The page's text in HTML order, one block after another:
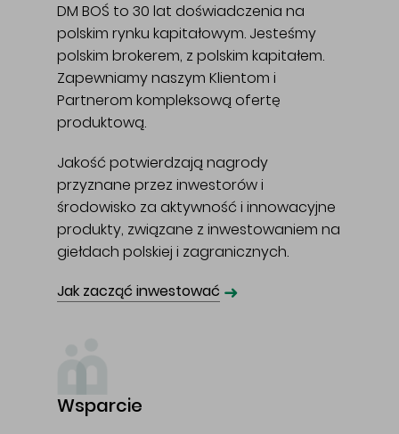
DM BOŚ to 30 lat doświadczenia na
polskim rynku kapitałowym. Jesteśmy
polskim brokerem, z polskim kapitałem.
Zapewniamy naszym Klientom i
Partnerom kompleksową ofertę
produktową.
Jakość potwierdzają nagrody
przyznane przez inwestorów i
środowisko za aktywność i innowacyjne
produkty, związane z inwestowaniem na
giełdach polskiej i zagranicznych.
Jak zacząć inwestować ➜
Wsparcie